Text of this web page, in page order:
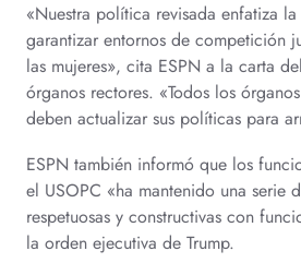
«Nuestra política revisada enfatiza
garantizar entornos de competición
las mujeres», cita ESPN a la carta
órganos rectores. «Todos los
deben actualizar sus políticas para
ESPN también informó que los
el USOPC «ha mantenido una serie
respetuosas y constructivas con
la orden ejecutiva de Trump.